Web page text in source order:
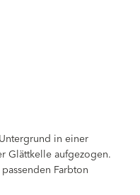
in einer
Glättkelle aufgezogen.
Farbton